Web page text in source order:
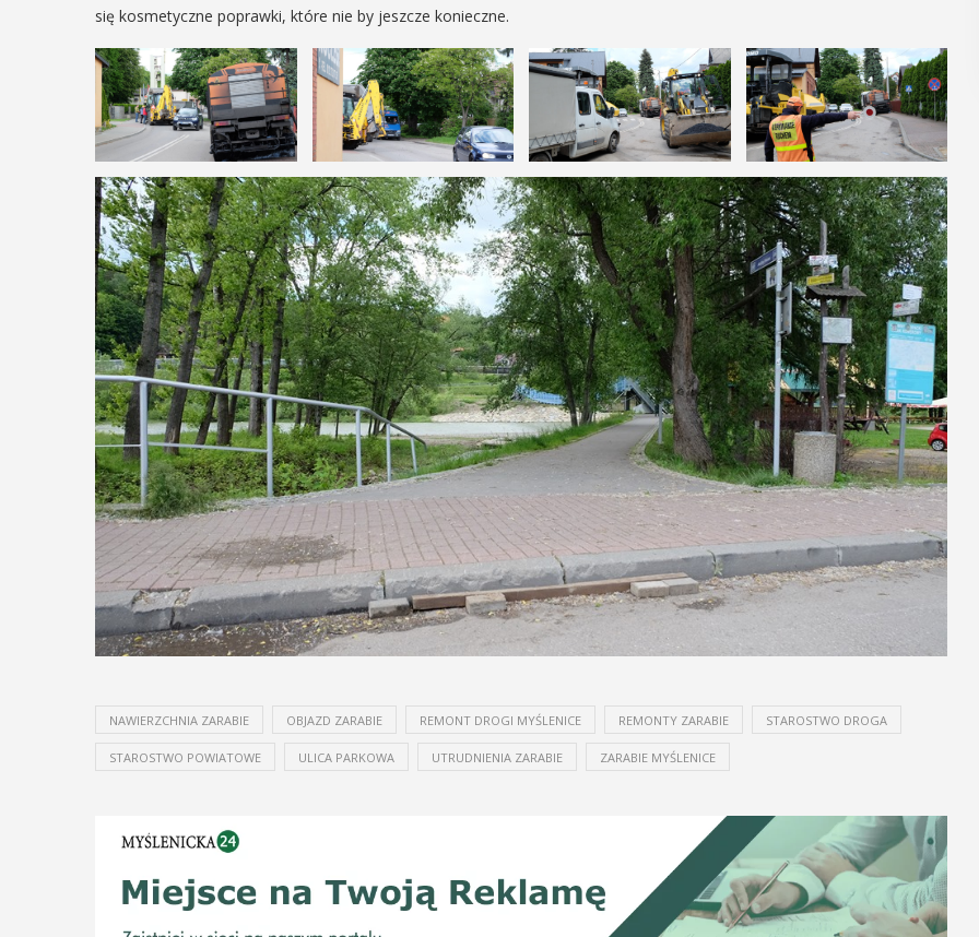
się kosmetyczne poprawki, które nie by jeszcze konieczne.
NAWIERZCHNIA ZARABIE OBJAZD ZARABIE REMONT DROGI MYŚLENICE REMONTY ZARABIE STAROSTWO DROGA
STAROSTWO POWIATOWE ULICA PARKOWA UTRUDNIENIA ZARABIE ZARABIE MYŚLENICE